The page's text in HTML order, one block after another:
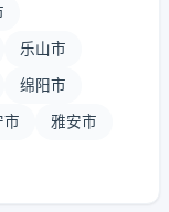
乐山市
绵阳市
市 雅安市